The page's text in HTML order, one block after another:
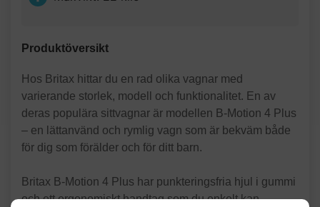
Produktöversikt
Hos Britax hittar du en rad olika vagnar med
varierande storlek, modell och funktionalitet. En av
deras populära sittvagnar är modellen B-Motion 4 Plus
– en lättanvänd och rymlig vagn som är bekväm både
för dig som förälder och för ditt barn.
Britax B-Motion 4 Plus har punkteringsfria hjul i gummi
och ett ergonomiskt handtag som du enkelt kan